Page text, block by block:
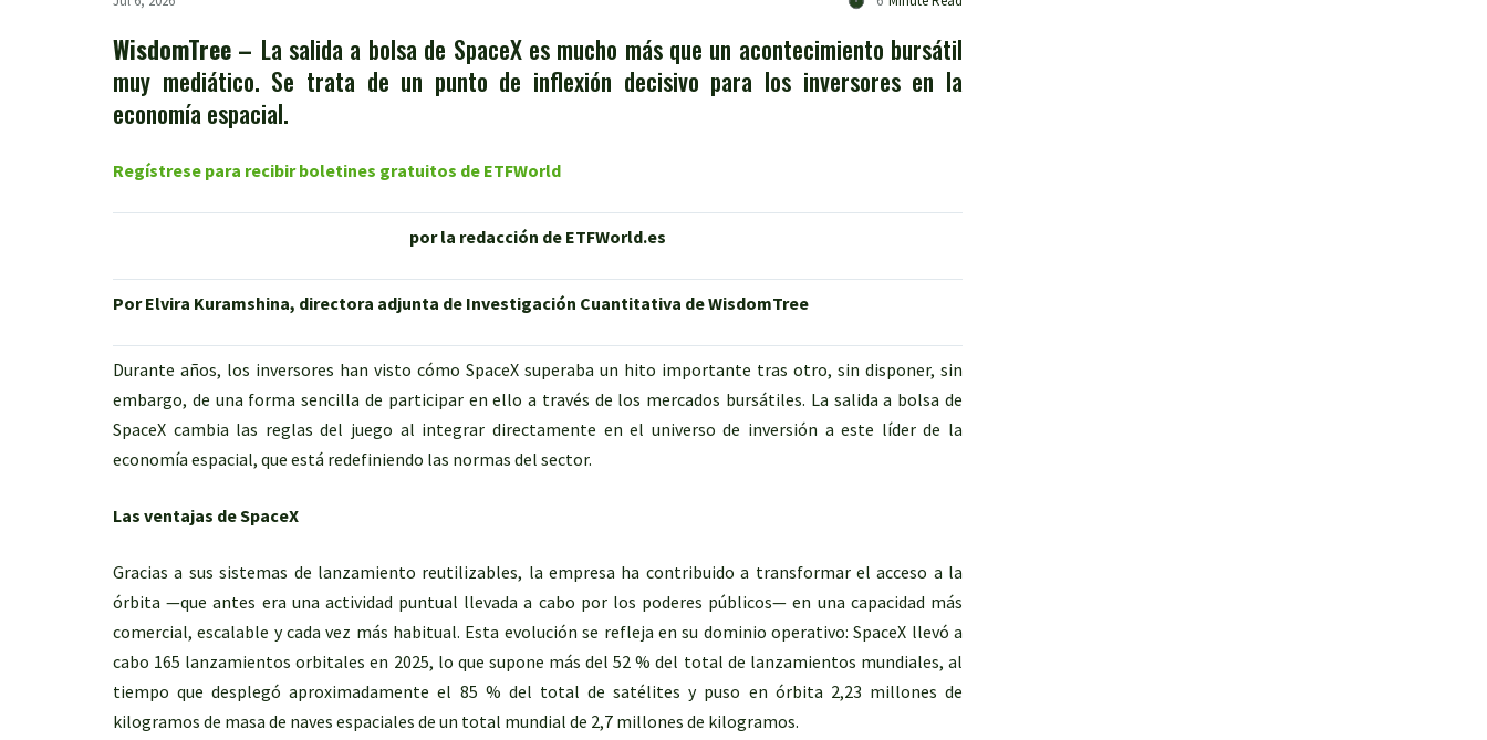
WisdomTree – La salida a bolsa de SpaceX es mucho más que un acontecimiento bursátil
muy mediático. Se trata de un punto de inflexión decisivo para los inversores en la
economía espacial.
Regístrese para recibir boletines gratuitos de ETFWorld
por la redacción de ETFWorld.es
Por Elvira Kuramshina, directora adjunta de Investigación Cuantitativa de WisdomTree
Durante años, los inversores han visto cómo SpaceX superaba un hito importante tras otro, sin disponer, sin
embargo, de una forma sencilla de participar en ello a través de los mercados bursátiles. La salida a bolsa de
SpaceX cambia las reglas del juego al integrar directamente en el universo de inversión a este líder de la
economía espacial, que está redefiniendo las normas del sector.
Las ventajas de SpaceX
Gracias a sus sistemas de lanzamiento reutilizables, la empresa ha contribuido a transformar el acceso a la
órbita —que antes era una actividad puntual llevada a cabo por los poderes públicos— en una capacidad más
comercial, escalable y cada vez más habitual. Esta evolución se refleja en su dominio operativo: SpaceX llevó a
cabo 165 lanzamientos orbitales en 2025, lo que supone más del 52 % del total de lanzamientos mundiales, al
tiempo que desplegó aproximadamente el 85 % del total de satélites y puso en órbita 2,23 millones de
kilogramos de masa de naves espaciales de un total mundial de 2,7 millones de kilogramos.